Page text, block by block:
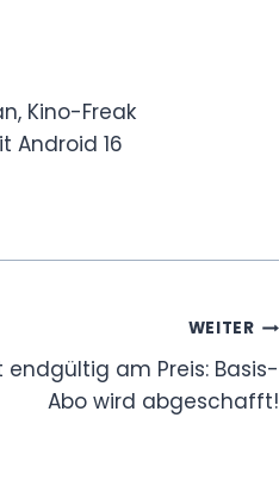
Kino-Freak
Android 16
WEITER
am Preis: Basis-
Abo wird abgeschafft!